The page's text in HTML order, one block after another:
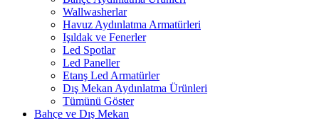
Wallwasherlar
Havuz Aydınlatma Armatürleri
Işıldak ve Fenerler
Led Spotlar
Led Paneller
Etanş Led Armatürler
Dış Mekan Aydınlatma Ürünleri
Tümünü Göster
Bahçe ve Dış Mekan